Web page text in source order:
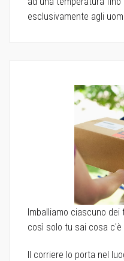
esclusivamente agli
Imballiamo ciascuno
così solo tu sai cosa c'è
Il corriere lo porta nel